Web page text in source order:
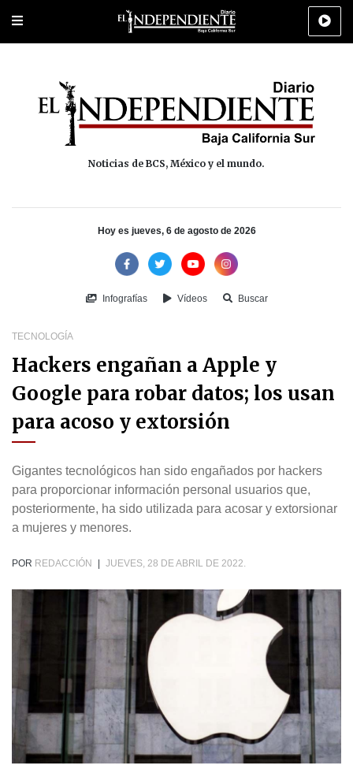
Portada Los Cabos Policiaca Deportes Cultura
Noticias de BCS, México y el mundo.
Hoy es jueves, 6 de agosto de 2026
Infografías Vídeos Buscar
TECNOLOGÍA
Hackers engañan a Apple y
Google para robar datos; los usan
para acoso y extorsión
Gigantes tecnológicos han sido engañados por hackers
para proporcionar información personal usuarios que,
posteriormente, ha sido utilizada para acosar y extorsionar
a mujeres y menores.
POR REDACCIÓN JUEVES, 28 DE ABRIL DE 2022.